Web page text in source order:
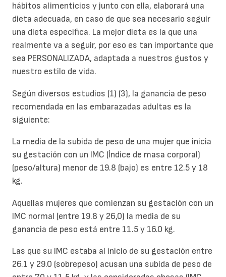
hábitos alimenticios y junto con ella, elaborará una
dieta adecuada, en caso de que sea necesario seguir
una dieta específica. La mejor dieta es la que una
realmente va a seguir, por eso es tan importante que
sea PERSONALIZADA, adaptada a nuestros gustos y
nuestro estilo de vida.
Según diversos estudios (1) (3), la ganancia de peso
recomendada en las embarazadas adultas es la
siguiente:
La media de la subida de peso de una mujer que inicia
su gestación con un IMC (Índice de masa corporal)
(peso/altura) menor de 19.8 (bajo) es entre 12.5 y 18
kg.
Aquellas mujeres que comienzan su gestación con un
IMC normal (entre 19.8 y 26,0) la media de su
ganancia de peso está entre 11.5 y 16.0 kg.
Las que su IMC estaba al inicio de su gestación entre
26.1 y 29.0 (sobrepeso) acusan una subida de peso de